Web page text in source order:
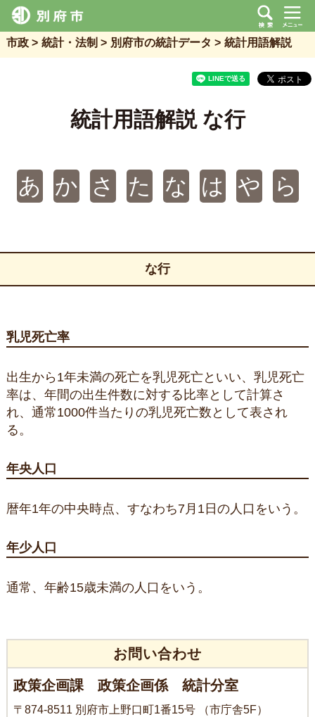
市政 統計・法制 別府市の統計データ 統計用語解説
統計用語解説 な行
あ か さ た な は や ら
な行
乳児死亡率
出生から1年未満の死亡を乳児死亡といい、乳児死亡
率は、年間の出生件数に対する比率として計算さ
れ、通常1000件当たりの乳児死亡数として表され
る。
年央人口
暦年1年の中央時点、すなわち7月1日の人口をいう。
年少人口
通常、年齢15歳未満の人口をいう。
お問い合わせ
政策企画課 政策企画係 統計分室
〒874-8511 別府市上野口町1番15号 （市庁舎5F）